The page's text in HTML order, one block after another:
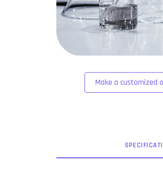
Make a customized
SPEC